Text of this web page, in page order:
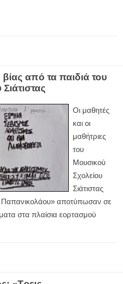
από τα παιδιά του
Οι μαθητές
και οι
μαθήτριες
του
Μουσικού
Σχολείου
Σιάτιστας
Παπανικολάου» αποτύπωσαν σε
στα πλαίσια εορτασμού